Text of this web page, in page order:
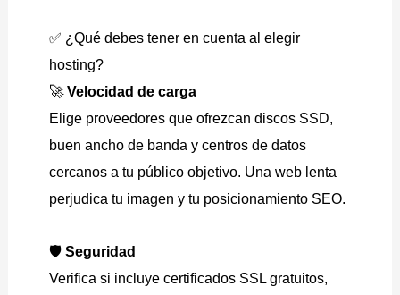
✅ ¿Qué debes tener en cuenta al elegir
hosting?
🚀Velocidad de carga
Elige proveedores que ofrezcan discos SSD,
buen ancho de banda y centros de datos
cercanos a tu público objetivo. Una web lenta
perjudica tu imagen y tu posicionamiento SEO.
🛡️Seguridad
Verifica si incluye certificados SSL gratuitos,